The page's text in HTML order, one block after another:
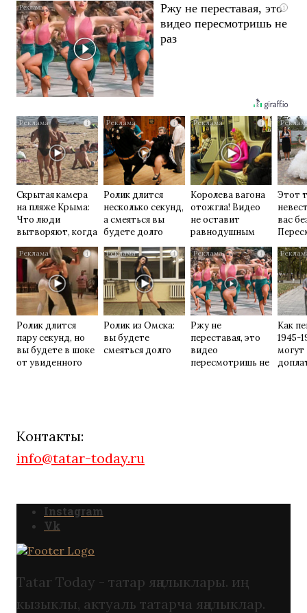
i
Ржу не переставая, это
видео пересмотришь не
раз
i
Скрытая камера
на пляже Крыма:
Что люди
вытворяют, когда
их не видят...
i
Ролик длится
несколько секунд,
а смеяться вы
будете долго
i
Королева вагона
отожгла! Видео
не оставит
равнодушным
Этот
вас
раз
i
Ролик длится
пару секунд, но
вы будете в шоке
от увиденного
i
Ролик из Омска:
вы будете
смеяться долго
i
Ржу не
переставая, это
видео
пересмотришь не
Как
1945-
могут
Контакты:
info@tatar-today.ru
Instagram
Vk
Tatar Today - татар яңалыклары. иң
кызыклы, актуаль татарча яңалыклар.